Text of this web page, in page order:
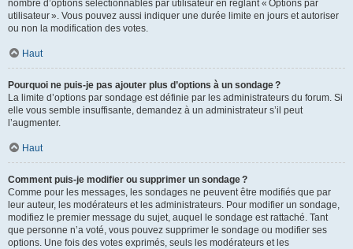
nombre d’options sélectionnables par utilisateur en réglant « Options par
utilisateur ». Vous pouvez aussi indiquer une durée limite en jours et autoriser
ou non la modification des votes.
Haut
Pourquoi ne puis-je pas ajouter plus d’options à un sondage ?
La limite d’options par sondage est définie par les administrateurs du forum. Si
elle vous semble insuffisante, demandez à un administrateur s’il peut
l’augmenter.
Haut
Comment puis-je modifier ou supprimer un sondage ?
Comme pour les messages, les sondages ne peuvent être modifiés que par
leur auteur, les modérateurs et les administrateurs. Pour modifier un sondage,
modifiez le premier message du sujet, auquel le sondage est rattaché. Tant
que personne n’a voté, vous pouvez supprimer le sondage ou modifier ses
options. Une fois des votes exprimés, seuls les modérateurs et les